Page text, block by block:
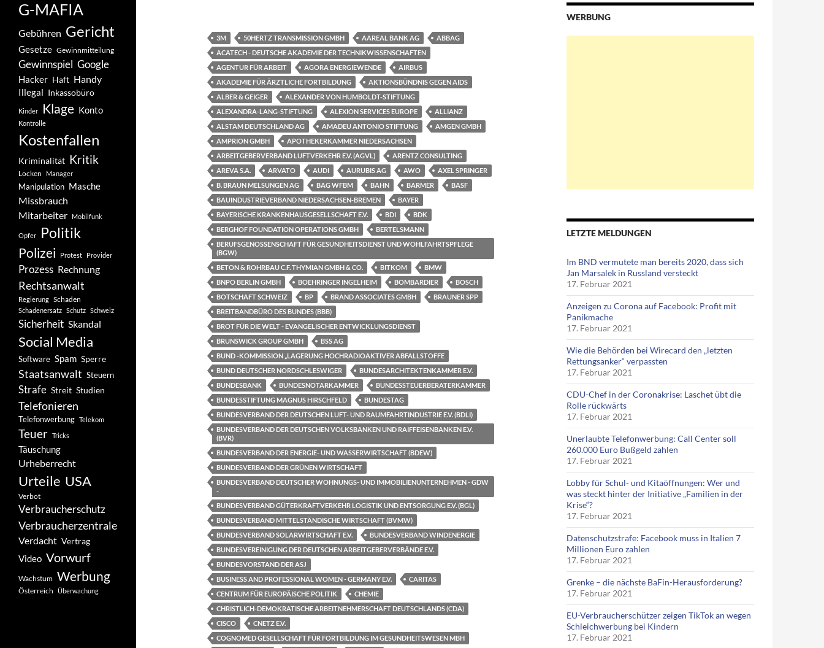
3M 50HERTZ TRANSMISSION GMBH AAREAL BANK AG
ABBAG
ACATECH - DEUTSCHE AKADEMIE DER TECHNIKWISSENSCHAFTEN
AGENTUR FÜR ARBEIT
AGORA ENERGIEWENDE
AIRBUS
AKADEMIE FÜR ÄRZTLICHE FORTBILDUNG
AKTIONSBÜNDNIS GEGEN AIDS
ALBER & GEIGER
ALEXANDER VON HUMBOLDT-STIFTUNG
ALEXANDRA-LANG-STIFTUNG
ALEXION SERVICES EUROPE
ALLIANZ
ALSTAM DEUTSCHLAND AG
AMADEU ANTONIO STIFTUNG
AMGEN GMBH
AMPRION GMBH
APOTHEKERKAMMER NIEDERSACHSEN
ARBEITGEBERVERBAND LUFTVERKEHR E.V. (AGVL)
ARENTZ CONSULTING
AREVA S.A.
ARVATO AUDI AURUBIS AG AWO
AXEL SPRINGER
B. BRAUN MELSUNGEN AG
BAG WFBM BAHN BARMER
BASF
BAUINDUSTRIEVERBAND NIEDERSACHSEN-BREMEN
BAYER
BAYERISCHE KRANKENHAUSGESELLSCHAFT E.V.
BDI
BDK
BERGHOF FOUNDATION OPERATIONS GMBH
BERTELSMANN
BERUFSGENOSSENSCHAFT FÜR GESUNDHEITSDIENST UND WOHLFAHRTSPFLEGE
(BGW)
BETON & ROHRBAU C.F. THYMIAN GMBH & CO.
BITKOM
BMW
BNPO BERLIN GMBH
BOEHRINGER INGELHEIM BOMBARDIER
BOSCH
BOTSCHAFT SCHWEIZ
BP BRAND ASSOCIATES GMBH
BRAUNER SPP
BREITBANDBÜRO DES BUNDES (BBB)
BROT FÜR DIE WELT - EVANGELISCHER ENTWICKLUNGSDIENST
BRUNSWICK GROUP GMBH
BSS AG
BUND -KOMMISSION „LAGERUNG HOCHRADIOAKTIVER ABFALLSTOFFE
BUND DEUTSCHER NORDSCHLESWIGER
BUNDESARCHITEKTENKAMMER E.V.
BUNDESBANK
BUNDESNOTARKAMMER
BUNDESSTEUERBERATERKAMMER
BUNDESSTIFTUNG MAGNUS HIRSCHFELD
BUNDESTAG
BUNDESVERBAND DER DEUTSCHEN LUFT- UND RAUMFAHRTINDUSTRIE E.V. (BDLI)
BUNDESVERBAND DER DEUTSCHEN VOLKSBANKEN UND RAIFFEISENBANKEN E.V.
(BVR)
BUNDESVERBAND DER ENERGIE- UND WASSERWIRTSCHAFT (BDEW)
BUNDESVERBAND DER GRÜNEN WIRTSCHAFT
BUNDESVERBAND DEUTSCHER WOHNUNGS- UND IMMOBILIENUNTERNEHMEN - GDW
-
BUNDESVERBAND GÜTERKRAFTVERKEHR LOGISTIK UND ENTSORGUNG E.V. (BGL)
BUNDESVERBAND MITTELSTÄNDISCHE WIRTSCHAFT (BVMW)
BUNDESVERBAND SOLARWIRTSCHAFT E.V.
BUNDESVERBAND WINDENERGIE
BUNDESVEREINIGUNG DER DEUTSCHEN ARBEITGEBERVERBÄNDE E.V.
BUNDESVORSTAND DER ASJ
BUSINESS AND PROFESSIONAL WOMEN - GERMANY E.V.
CARITAS
CENTRUM FÜR EUROPÄISCHE POLITIK
CHEMIE
CHRISTLICH-DEMOKRATISCHE ARBEITNEHMERSCHAFT DEUTSCHLANDS (CDA)
CISCO
CNETZ E.V.
COGNOMED GESELLSCHAFT FÜR FORTBILDUNG IM GESUNDHEITSWESEN MBH
WERBUNG
LETZTE MELDUNGEN
Im BND vermutete man bereits 2020, dass sich
Jan Marsalek in Russland versteckt
17. Februar 2021
Anzeigen zu Corona auf Facebook: Profit mit
Panikmache
17. Februar 2021
Wie die Behörden bei Wirecard den „letzten
Rettungsanker“ verpassten
17. Februar 2021
CDU-Chef in der Coronakrise: Laschet übt die
Rolle rückwärts
17. Februar 2021
Unerlaubte Telefonwerbung: Call Center soll
260.000 Euro Bußgeld zahlen
17. Februar 2021
Lobby für Schul- und Kitaöffnungen: Wer und
was steckt hinter der Initiative „Familien in der
Krise“?
17. Februar 2021
Datenschutzstrafe: Facebook muss in Italien 7
Millionen Euro zahlen
17. Februar 2021
Grenke – die nächste BaFin-Herausforderung?
17. Februar 2021
EU-Verbraucherschützer zeigen TikTok an wegen
Schleichwerbung bei Kindern
17. Februar 2021
G-MAFIA
Gebühren Gericht
Gesetze Gewinnmitteilung
Gewinnspiel Google
Hacker Haft Handy
Illegal Inkassobüro
Kinder Klage Konto
Kontrolle
Kostenfallen
Kriminalität Kritik
Locken Manager
Manipulation Masche
Missbrauch
Mitarbeiter
Mobilfunk
Opfer Politik
Polizei Protest Provider
Prozess Rechnung
Rechtsanwalt
Regierung Schaden
Schadenersatz Schutz Schweiz
Sicherheit Skandal
Social Media
Software Spam Sperre
Staatsanwalt Steuern
Strafe Streit Studien
Telefonieren
Telefonwerbung Telekom
Teuer Tricks
Täuschung
Urheberrecht
Urteile USA
Verbot
Verbraucherschutz
Verbraucherzentrale
Verdacht Vertrag
Video Vorwurf
Wachstum Werbung
Österreich Überwachung